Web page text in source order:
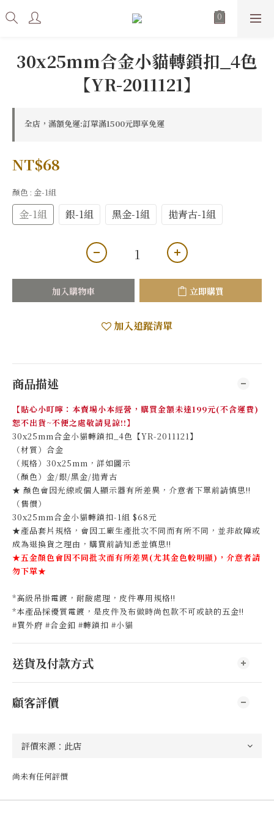
30x25mm合金小貓轉鎖扣_4色
【YR-2011121】
全店，滿額免運:訂單滿1500元即享免運
NT$68
顏色 : 金-1組
金-1組 銀-1組 黑金-1組 拋青古-1組
加入購物車 立即購買
加入追蹤清單
商品描述
【貼心小叮嚀：本賣場小本經營，購買金額未達199元(不含運費)
恕不出貨~不便之處敬請見諒!!】
30x25mm合金小貓轉鎖扣_4色【YR-2011121】
（材質）合金
（規格）30x25mm，詳如圖示
（顏色）金/銀/黑金/拋青古
★ 顏色會因光線或個人顯示器有所差異，介意者下單前請慎思!!
（售價）
30x25mm合金小貓轉鎖扣-1組 $68元
★產品套片規格，會因工廠生產批次不同而有所不同，並非故障或
成為退換貨之理由，購買前請知悉並慎思!!
★五金顏色會因不同批次而有所差異(尤其金色較明顯)，介意者請
勿下單★
*高級吊掛電鍍，耐酸處理，皮件專用規格!!
*本產品採優質電鍍，是皮件及布做時尚包款不可或缺的五金!!
#買外府 #合金釦 #轉鎖扣 #小貓
送貨及付款方式
顧客評價
尚未有任何評價